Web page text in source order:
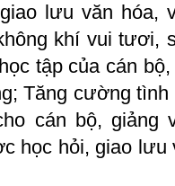
lưu văn hóa,
khí vui tươi,
tập của cán
Tăng cường tình
cán bộ, giảng
học hỏi, giao lưu